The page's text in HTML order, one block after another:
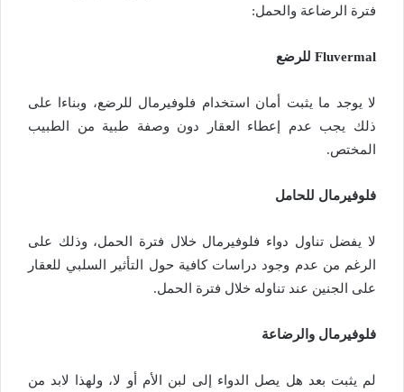
فترة الرضاعة والحمل:
Fluvermal للرضع
لا يوجد ما يثبت أمان استخدام فلوفيرمال للرضع، وبناءا على
ذلك يجب عدم إعطاء العقار دون وصفة طبية من الطبيب
المختص.
فلوفيرمال للحامل
لا يفضل تناول دواء فلوفيرمال خلال فترة الحمل، وذلك على
الرغم من عدم وجود دراسات كافية حول التأثير السلبي للعقار
على الجنين عند تناوله خلال فترة الحمل.
فلوفيرمال والرضاعة
لم يثبت بعد هل يصل الدواء إلى لبن الأم أو لا، ولهذا لابد من